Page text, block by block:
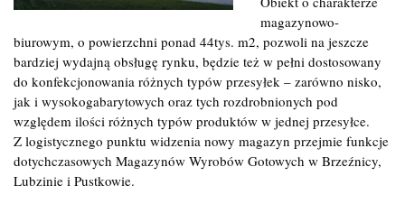
magazynowo-
biurowym, o powierzchni ponad 44tys. m2, pozwoli na jeszcze
bardziej wydajną obsługę rynku, będzie też w pełni dostosowany
do konfekcjonowania różnych typów przesyłek – zarówno nisko,
jak i wysokogabarytowych oraz tych rozdrobnionych pod
względem ilości różnych typów produktów w jednej przesyłce.
Z logistycznego punktu widzenia nowy magazyn przejmie funkcje
dotychczasowych Magazynów Wyrobów Gotowych w Brzeźnicy,
Lubzinie i Pustkowie.